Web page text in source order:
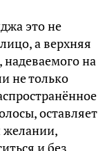
это не
а верхняя
на
не только
оставляет
желании,
и без